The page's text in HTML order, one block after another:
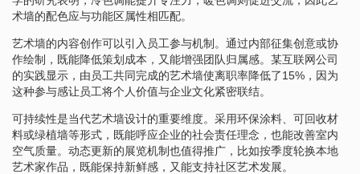
术墙的配色应与功能区属性相匹配。
艺术墙的内容创作可以引入员工参与机制。通过内部征集创意或协
作绘制，既能降低策划成本，又能增强团队归属感。某互联网公司
的实践显示，由员工共同完成的艺术墙使离职率降低了15%，因为
这种参与感让员工将个人价值与企业文化紧密联结。
可持续性是当代艺术墙设计的重要维度。采用环保涂料、可回收材
料或绿植墙等形式，既能呼应企业的社会责任理念，也能改善室内
空气质量。动态更新的展览机制也值得推广，比如按季度轮换本地
艺术家作品，既能保持新鲜感，又能支持社区艺术发展。